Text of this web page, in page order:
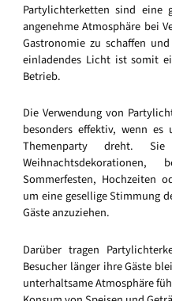
Partylichterketten sind eine
angenehme Atmosphäre bei
Gastronomie zu schaffen
einladendes Licht ist somit
Betrieb.
Die Verwendung von
besonders effektiv, wenn es
Themenparty dreht.
Sommerfesten, Hochzeiten
um eine gesellige Stimmung
Gäste anzuziehen.
Darüber tragen
Besucher länger ihre Gäste
unterhaltsame Atmosphäre